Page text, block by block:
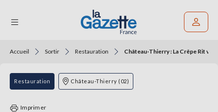
THÉMATIQUES
RÉGIONS
Accueil Sortir Restauration Château-Thierry : La Crêpe Rit va
Restauration Château-Thierry (02)
Imprimer